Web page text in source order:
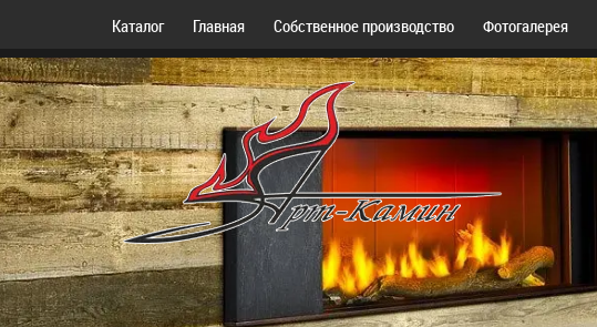
Каталог Главная Собственное производство Фотогалерея